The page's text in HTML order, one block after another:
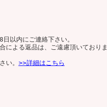
以内にご連絡下さい。
による返品は、ご遠慮頂いておりま
い。 >>詳細はこちら